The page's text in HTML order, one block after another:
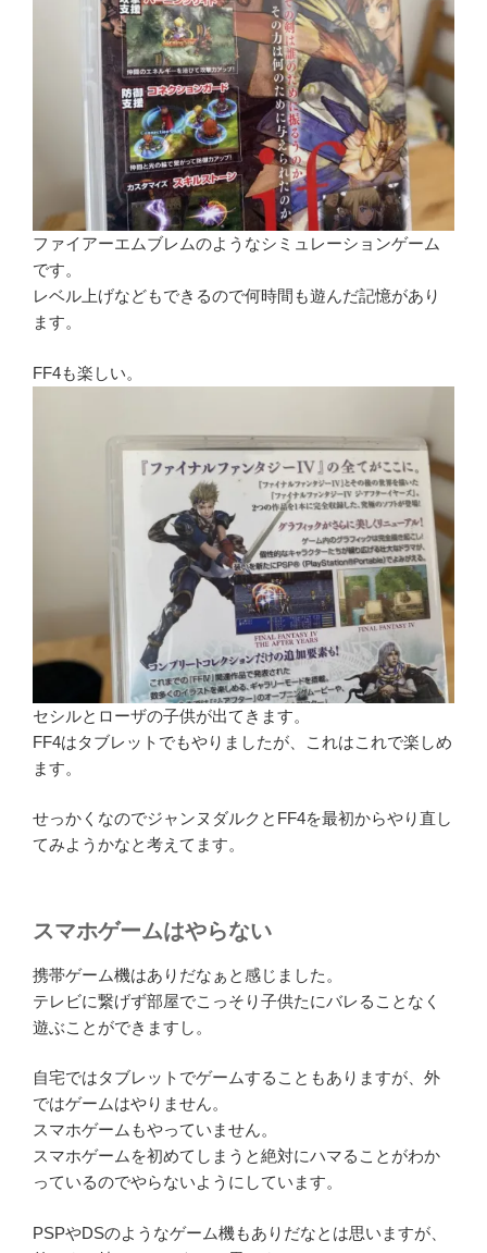
ファイアーエムブレムのようなシミュレーションゲーム
です。
レベル上げなどもできるので何時間も遊んだ記憶があり
ます。
FF4も楽しい。
セシルとローザの子供が出てきます。
FF4はタブレットでもやりましたが、これはこれで楽しめ
ます。
せっかくなのでジャンヌダルクとFF4を最初からやり直し
てみようかなと考えてます。
スマホゲームはやらない
携帯ゲーム機はありだなぁと感じました。
テレビに繋げず部屋でこっそり子供たにバレることなく
遊ぶことができますし。
自宅ではタブレットでゲームすることもありますが、外
ではゲームはやりません。
スマホゲームもやっていません。
スマホゲームを初めてしまうと絶対にハマることがわか
っているのでやらないようにしています。
PSPやDSのようなゲーム機もありだなとは思いますが、